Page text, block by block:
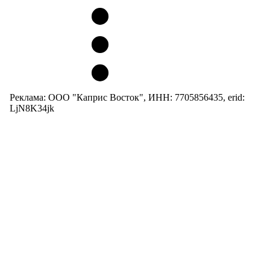
Реклама: ООО "Каприс Восток", ИНН: 7705856435, erid:
LjN8K34jk